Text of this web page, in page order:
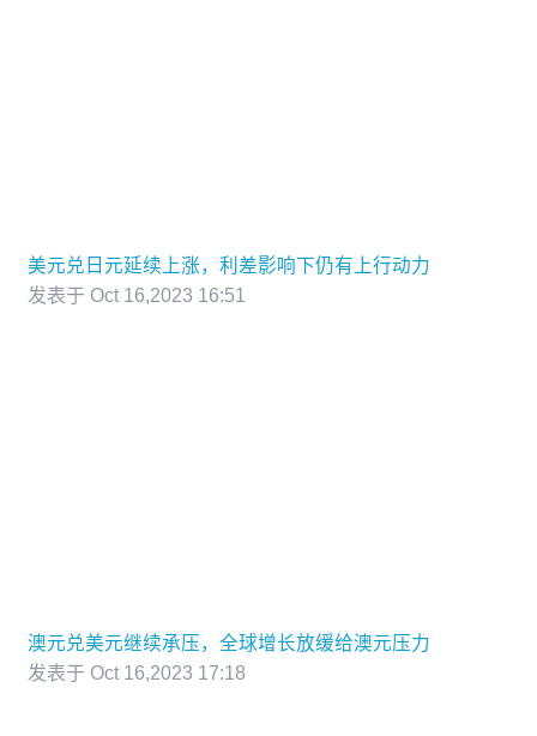
美元兑日元延续上涨，利差影响下仍有上行动力
发表于 Oct 16,2023 16:51
澳元兑美元继续承压，全球增长放缓给澳元压力
发表于 Oct 16,2023 17:18